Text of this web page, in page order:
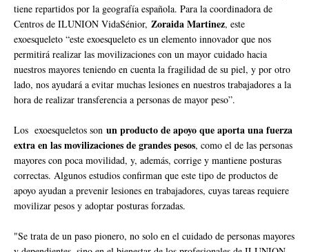
tiene repartidos por la geografía española. Para la coordinadora de
Centros de ILUNION VidaSénior, Zoraida Martinez, este
exoesqueleto “este exoesqueleto es un elemento innovador que nos
permitirá realizar las movilizaciones con un mayor cuidado hacia
nuestros mayores teniendo en cuenta la fragilidad de su piel, y por otro
lado, nos ayudará a evitar muchas lesiones en nuestros trabajadores a la
hora de realizar transferencia a personas de mayor peso”.
Los exoesqueletos son un producto de apoyo que aporta una fuerza
extra en las movilizaciones de grandes pesos, como el de las personas
mayores con poca movilidad, y, además, corrige y mantiene posturas
correctas. Algunos estudios confirman que este tipo de productos de
apoyo ayudan a prevenir lesiones en trabajadores, cuyas tareas requiere
movilizar pesos y adoptar posturas forzadas.
"Se trata de un paso pionero, no solo en el cuidado de personas mayores